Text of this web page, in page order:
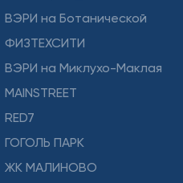
ВЭРИ на Ботанической
ФИЗТЕХСИТИ
ВЭРИ на Миклухо-Маклая
MAINSTREET
RED7
ГОГОЛЬ ПАРК
ЖК МАЛИНОВО